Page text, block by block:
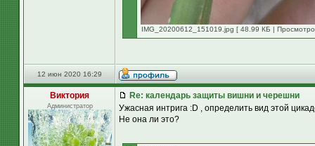
IMG_20200612_151019.jpg [ 48.99 КБ |
12 июн 2020 16:29
Виктория
Администратор
Re: календарь защиты вишни и черешни
Ужасная интрига :D , определить вид этой
Не она ли это?